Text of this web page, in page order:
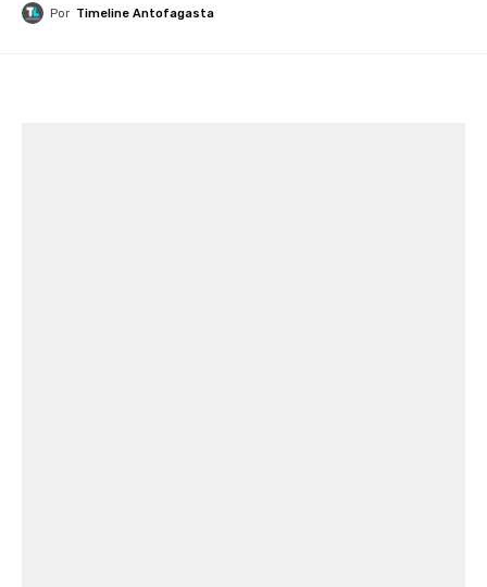
Por Timeline Antofagasta